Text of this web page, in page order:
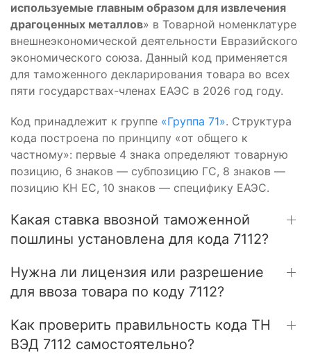
используемые главным образом для извлечения
драгоценных металлов» в Товарной номенклатуре
внешнеэкономической деятельности Евразийского
экономического союза. Данный код применяется
для таможенного декларирования товара во всех
пяти государствах-членах ЕАЭС в 2026 год году.
Код принадлежит к группе «Группа 71». Структура
кода построена по принципу «от общего к
частному»: первые 4 знака определяют товарную
позицию, 6 знаков — субпозицию ГС, 8 знаков —
позицию КН ЕС, 10 знаков — специфику ЕАЭС.
Какая ставка ввозной таможенной
пошлины установлена для кода 7112?
Нужна ли лицензия или разрешение
для ввоза товара по коду 7112?
Как проверить правильность кода ТН
ВЭД 7112 самостоятельно?